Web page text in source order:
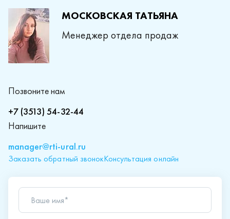
МОСКОВСКАЯ ТАТЬЯНА
Менеджер отдела продаж
Позвоните нам
+7 (3513) 54-32-44
Напишите
manager@rti-ural.ru
Заказать обратный звонокКонсультация онлайн
Ваше имя*
Телефон*